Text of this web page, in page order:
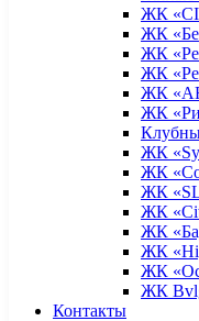
ЖК
ЖК
ЖК
ЖК
ЖК
ЖК
ЖК
ЖК
ЖК
ЖК
ЖК
ЖК
ЖК
ЖК
Контакты